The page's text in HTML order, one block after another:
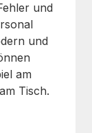
und
und
am
Tisch.